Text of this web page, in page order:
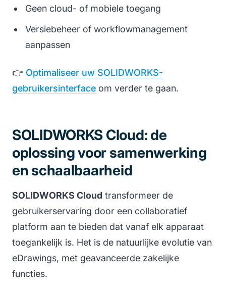
Geen cloud- of mobiele toegang
Versiebeheer of workflowmanagement
aanpassen
👉 Optimaliseer uw SOLIDWORKS-
gebruikersinterface om verder te gaan.
SOLIDWORKS Cloud: de
oplossing voor samenwerking
en schaalbaarheid
SOLIDWORKS Cloud transformeer de
gebruikerservaring door een collaboratief
platform aan te bieden dat vanaf elk apparaat
toegankelijk is. Het is de natuurlijke evolutie van
eDrawings, met geavanceerde zakelijke
functies.